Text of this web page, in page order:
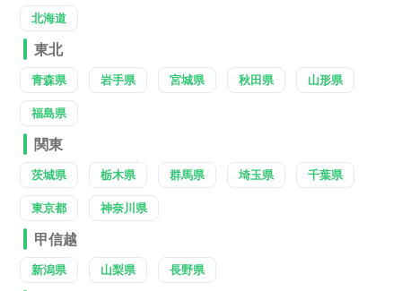
北海道
東北
青森県 岩手県 宮城県 秋田県 山形県
福島県
関東
茨城県 栃木県 群馬県 埼玉県 千葉県
東京都 神奈川県
甲信越
新潟県 山梨県 長野県